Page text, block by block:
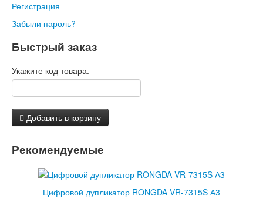
Регистрация
Забыли пароль?
Быстрый заказ
Укажите код товара.
Добавить в корзину
Рекомендуемые
Цифровой дупликатор RONGDA VR-7315S А3